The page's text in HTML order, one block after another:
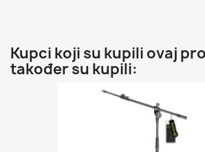
Kupci koji su kupili ovaj
također su kupili: